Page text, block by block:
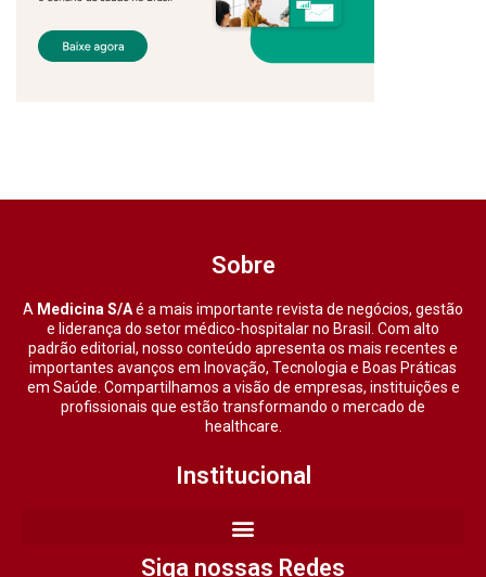
Sobre
A Medicina S/Aé a mais importante revista de negócios, gestão
e liderança do setor médico-hospitalar no Brasil. Com alto
padrão editorial, nosso conteúdo apresenta os mais recentes e
importantes avanços em Inovação, Tecnologia e Boas Práticas
em Saúde. Compartilhamos a visão de empresas, instituições e
profissionais que estão transformando o mercado de
healthcare.
Institucional
Siga nossas Redes